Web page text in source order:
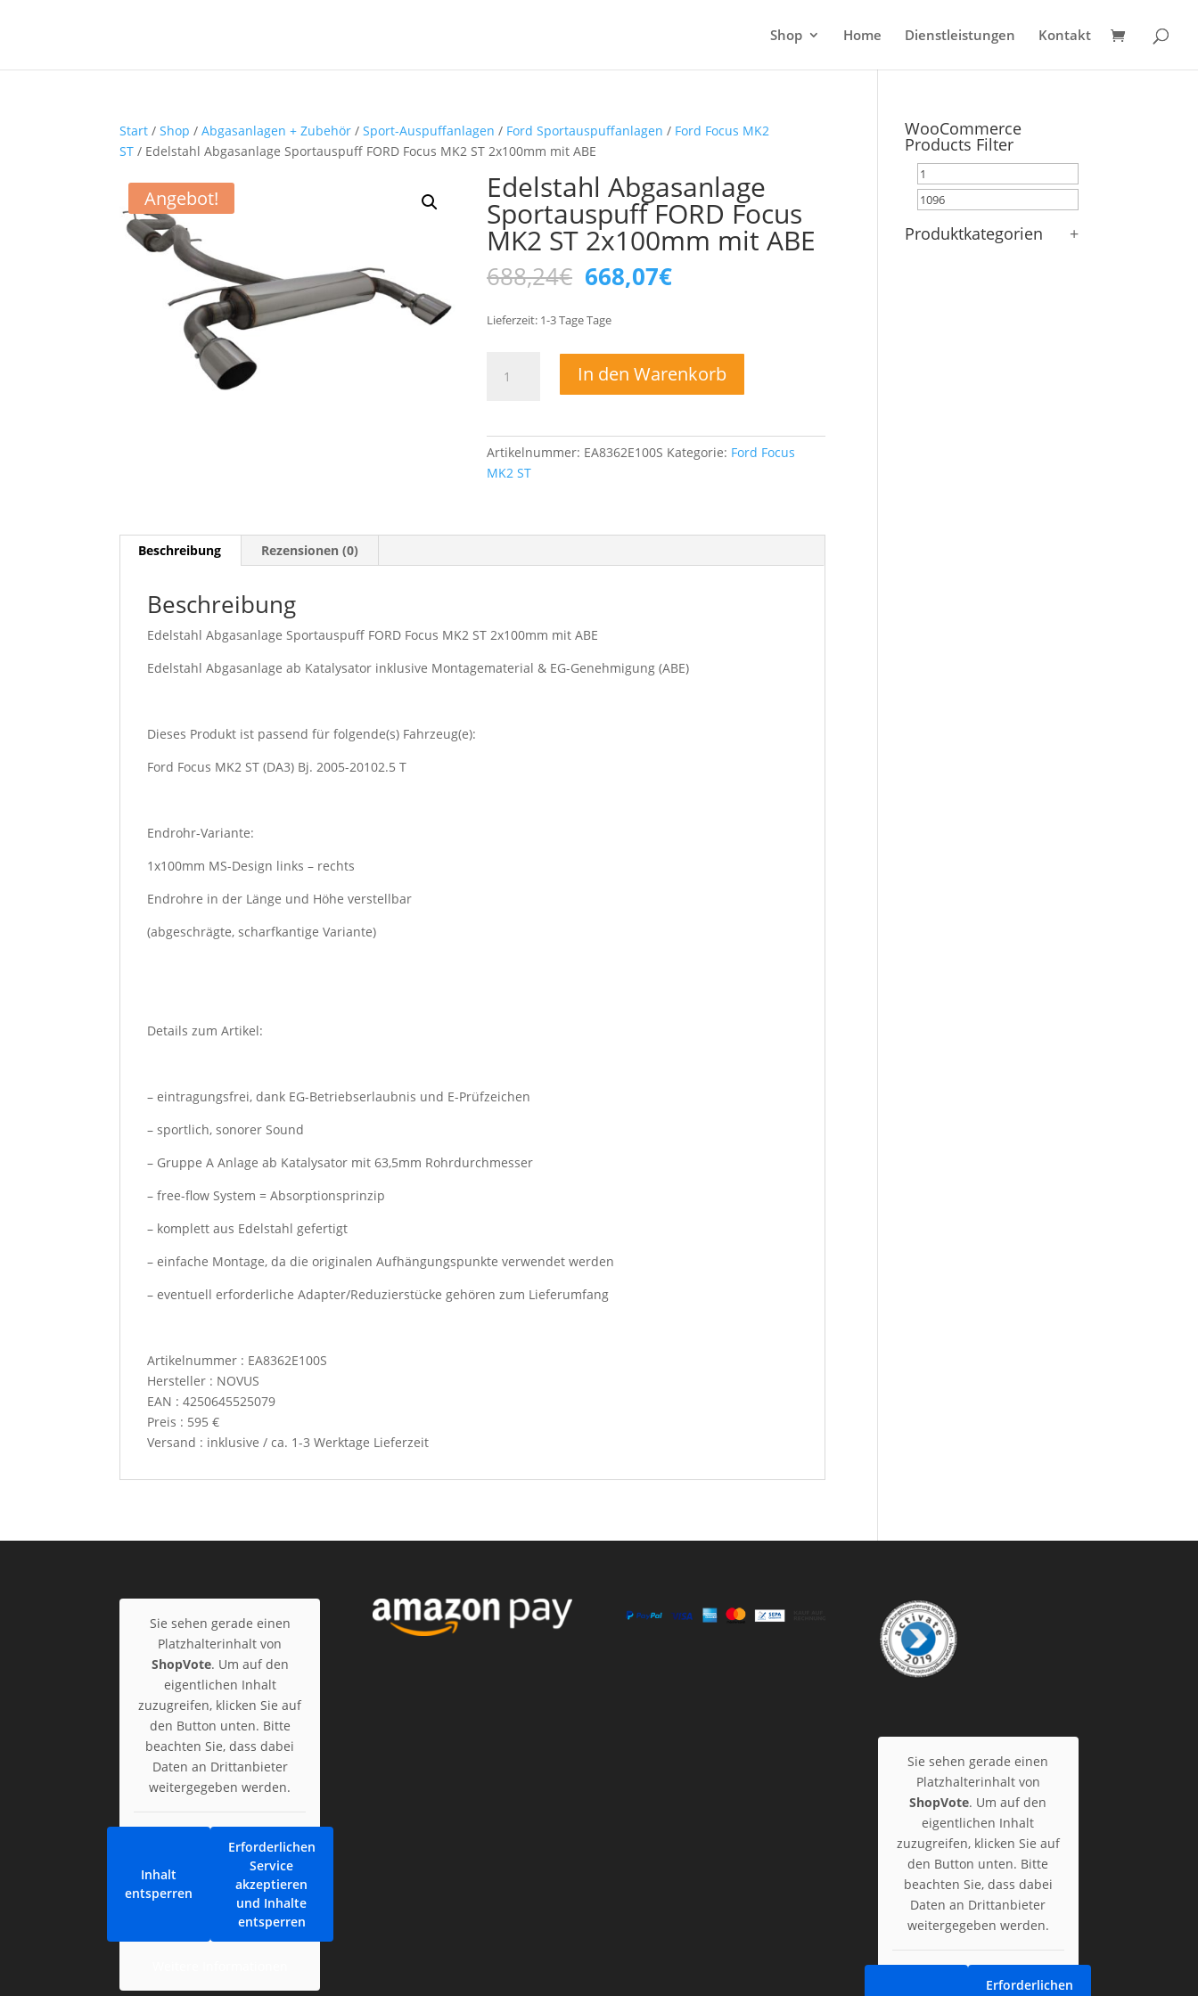
Shop Home Dienstleistungen Kontakt
Start /Shop /Abgasanlagen + Zubehör /Sport-Auspuffanlagen / Ford Sportauspuffanlagen / Ford Focus MK2
ST / Edelstahl Abgasanlage Sportauspuff FORD Focus MK2 ST 2x100mm mit ABE
Angebot! Edelstahl Abgasanlage
Sportauspuff FORD Focus
MK2 ST 2x100mm mit ABE
688,24€ Ursprünglicher
Preis
war:
688,24€
668,07€Aktueller
Lieferzeit: 1-3 TageTage
Abgasanlage
Focus
Menge
In den Warenkorb
Artikelnummer: EA8362E100S Kategorie: Ford Focus
MK2 ST
Beschreibung Rezensionen (0)
Beschreibung
Edelstahl Abgasanlage Sportauspuff FORD Focus MK2 ST 2x100mm mit ABE
Edelstahl Abgasanlage ab Katalysator inklusive Montagematerial & EG-Genehmigung (ABE)
Dieses Produkt ist passend für folgende(s) Fahrzeug(e):
Ford Focus MK2 ST (DA3) Bj. 2005-20102.5 T
Endrohr-Variante:
1x100mm MS-Design links – rechts
Endrohre in der Länge und Höhe verstellbar
(abgeschrägte, scharfkantige Variante)
Details zum Artikel:
– eintragungsfrei, dank EG-Betriebserlaubnis und E-Prüfzeichen
– sportlich, sonorer Sound
– Gruppe A Anlage ab Katalysator mit 63,5mm Rohrdurchmesser
– free-flow System = Absorptionsprinzip
– komplett aus Edelstahl gefertigt
– einfache Montage, da die originalen Aufhängungspunkte verwendet werden
– eventuell erforderliche Adapter/Reduzierstücke gehören zum Lieferumfang
Artikelnummer : EA8362E100S
Hersteller : NOVUS
EAN : 4250645525079
Preis : 595 €
Versand : inklusive / ca. 1-3 Werktage Lieferzeit
WooCommerce
Products Filter
Produktkategorien +
Sie sehen gerade einen
Platzhalterinhalt von
ShopVote. Um auf den
eigentlichen Inhalt
zuzugreifen, klicken Sie auf
den Button unten. Bitte
beachten Sie, dass dabei
Daten an Drittanbieter
weitergegeben werden.
Inhalt
entsperren
Erforderlichen
Service
akzeptieren
und Inhalte
entsperren
Sie sehen gerade einen
Platzhalterinhalt von
ShopVote. Um auf den
eigentlichen Inhalt
zuzugreifen, klicken Sie auf
den Button unten. Bitte
beachten Sie, dass dabei
Daten an Drittanbieter
weitergegeben werden.
Erforderlichen